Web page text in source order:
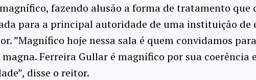
fazendo alusão a forma de tratamento que
para a principal autoridade de uma instituição de
”Magnífico hoje nessa sala é quem convidamos
Ferreira Gullar é magnífico por sua coerência e
disse o reitor.